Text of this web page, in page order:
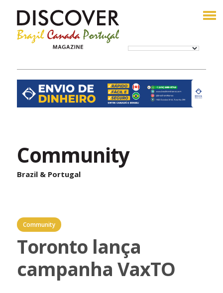
Community
Brazil & Portugal
Community
Toronto lança
campanha VaxTO